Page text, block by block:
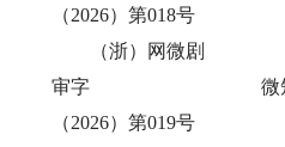
（2026）第018号
（浙）网微剧
审字
（2026）第019号
微